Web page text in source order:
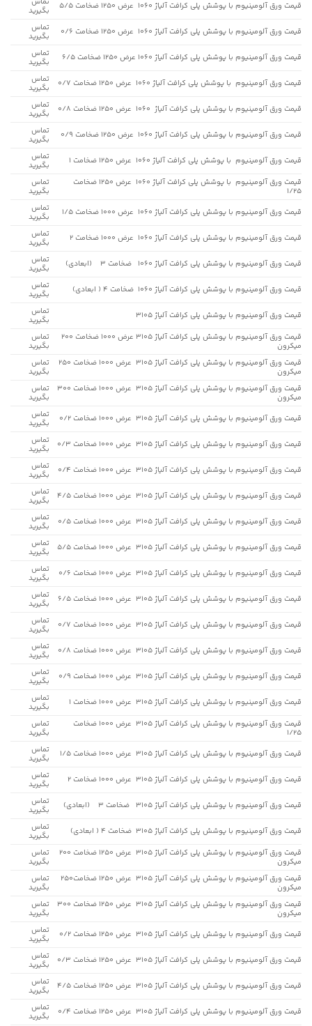
قیمت ورق آلومینیوم با پوشش پلی کرافت آلیاژ 1060 عرض 1250 ضخامت 5/5
بگیرید
قیمت ورق آلومینیوم با پوشش پلی کرافت آلیاژ 1060 عرض 1250 ضخامت 0/6
تماس
بگیرید
قیمت ورق آلومینیوم با پوشش پلی کرافت آلیاژ 1060 عرض 1250 ضخامت 6/5
تماس
بگیرید
قیمت ورق آلومینیوم با پوشش پلی کرافت آلیاژ 1060 عرض 1250 ضخامت 0/7
تماس
بگیرید
قیمت ورق آلومینیوم با پوشش پلی کرافت آلیاژ 1060 عرض 1250 ضخامت 0/8
تماس
بگیرید
قیمت ورق آلومینیوم با پوشش پلی کرافت آلیاژ 1060 عرض 1250 ضخامت 0/9
تماس
بگیرید
قیمت ورق آلومینیوم با پوشش پلی کرافت آلیاژ 1060 عرض 1250 ضخامت 1
تماس
بگیرید
قیمت ورق آلومینیوم با پوشش پلی کرافت آلیاژ 1060 عرض 1250 ضخامت
1/25
تماس
بگیرید
قیمت ورق آلومینیوم با پوشش پلی کرافت آلیاژ 1060 عرض 1000 ضخامت 1/5
تماس
بگیرید
قیمت ورق آلومینیوم با پوشش پلی کرافت آلیاژ 1060 عرض 1000 ضخامت 2
تماس
بگیرید
قیمت ورق آلومینیوم با پوشش پلی کرافت آلیاژ 1060 ضخامت 3 (ابعادی)
تماس
بگیرید
قیمت ورق آلومینیوم با پوشش پلی کرافت آلیاژ 1060 ضخامت 4 ( ابعادی)
تماس
بگیرید
قیمت ورق آلومینیوم با پوشش پلی کرافت آلیاژ 3105
تماس
بگیرید
قیمت ورق آلومینیوم با پوشش پلی کرافت آلیاژ 3105 عرض 1000 ضخامت 200
میکرون
تماس
بگیرید
قیمت ورق آلومینیوم با پوشش پلی کرافت آلیاژ 3105 عرض 1000 ضخامت 250
میکرون
تماس
بگیرید
قیمت ورق آلومینیوم با پوشش پلی کرافت آلیاژ 3105 عرض 1000 ضخامت 300
میکرون
تماس
بگیرید
قیمت ورق آلومینیوم با پوشش پلی کرافت آلیاژ 3105 عرض 1000 ضخامت 0/2
تماس
بگیرید
قیمت ورق آلومینیوم با پوشش پلی کرافت آلیاژ 3105 عرض 1000 ضخامت 0/3
تماس
بگیرید
قیمت ورق آلومینیوم با پوشش پلی کرافت آلیاژ 3105 عرض 1000 ضخامت 0/4
تماس
بگیرید
قیمت ورق آلومینیوم با پوشش پلی کرافت آلیاژ 3105 عرض 1000 ضخامت 4/5
تماس
بگیرید
قیمت ورق آلومینیوم با پوشش پلی کرافت آلیاژ 3105 عرض 1000 ضخامت 0/5
تماس
بگیرید
قیمت ورق آلومینیوم با پوشش پلی کرافت آلیاژ 3105 عرض 1000 ضخامت 5/5
تماس
بگیرید
قیمت ورق آلومینیوم با پوشش پلی کرافت آلیاژ 3105 عرض 1000 ضخامت 0/6
تماس
بگیرید
قیمت ورق آلومینیوم با پوشش پلی کرافت آلیاژ 3105 عرض 1000 ضخامت 6/5
تماس
بگیرید
قیمت ورق آلومینیوم با پوشش پلی کرافت آلیاژ 3105 عرض 1000 ضخامت 0/7
تماس
بگیرید
قیمت ورق آلومینیوم با پوشش پلی کرافت آلیاژ 3105 عرض 1000 ضخامت 0/8
تماس
بگیرید
قیمت ورق آلومینیوم با پوشش پلی کرافت آلیاژ 3105 عرض 1000 ضخامت 0/9
تماس
بگیرید
قیمت ورق آلومینیوم با پوشش پلی کرافت آلیاژ 3105 عرض 1000 ضخامت 1
تماس
بگیرید
قیمت ورق آلومینیوم با پوشش پلی کرافت آلیاژ 3105 عرض 1000 ضخامت
1/25
تماس
بگیرید
قیمت ورق آلومینیوم با پوشش پلی کرافت آلیاژ 3105 عرض 1000 ضخامت 1/5
تماس
بگیرید
قیمت ورق آلومینیوم با پوشش پلی کرافت آلیاژ 3105 عرض 1000 ضخامت 2
تماس
بگیرید
قیمت ورق آلومینیوم با پوشش پلی کرافت آلیاژ 3105 ضخامت 3 (ابعادی)
تماس
بگیرید
قیمت ورق آلومینیوم با پوشش پلی کرافت آلیاژ 3105 ضخامت 4 ( ابعادی)
تماس
بگیرید
قیمت ورق آلومینیوم با پوشش پلی کرافت آلیاژ 3105 عرض 1250 ضخامت 200
میکرون
تماس
بگیرید
قیمت ورق آلومینیوم با پوشش پلی کرافت آلیاژ 3105 عرض 1250 ضخامت250
میکرون
تماس
بگیرید
قیمت ورق آلومینیوم با پوشش پلی کرافت آلیاژ 3105 عرض 1250 ضخامت 300
میکرون
تماس
بگیرید
قیمت ورق آلومینیوم با پوشش پلی کرافت آلیاژ 3105 عرض 1250 ضخامت 0/2
تماس
بگیرید
قیمت ورق آلومینیوم با پوشش پلی کرافت آلیاژ 3105 عرض 1250 ضخامت 0/3
تماس
بگیرید
قیمت ورق آلومینیوم با پوشش پلی کرافت آلیاژ 3105 عرض 1250 ضخامت 4/5
تماس
بگیرید
قیمت ورق آلومینیوم با پوشش پلی کرافت آلیاژ 3105 عرض 1250 ضخامت 0/4
تماس
بگیرید